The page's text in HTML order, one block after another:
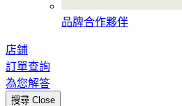
品牌合作夥伴
店鋪
訂單查詢
為您解答
搜尋 Close